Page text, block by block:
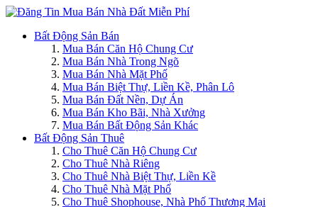
Bất Động Sản Bán
Mua Bán Căn Hộ Chung Cư
Mua Bán Nhà Trong Ngõ
Mua Bán Nhà Mặt Phố
Mua Bán Biệt Thự, Liền Kề, Phân Lô
Mua Bán Đất Nền, Dự Án
Mua Bán Kho Bãi, Nhà Xưởng
Mua Bán Bất Động Sản Khác
Bất Động Sản Thuê
Cho Thuê Căn Hộ Chung Cư
Cho Thuê Nhà Riêng
Cho Thuê Nhà Biệt Thự, Liền Kề
Cho Thuê Nhà Mặt Phố
Cho Thuê Shophouse, Nhà Phố Thương Mại